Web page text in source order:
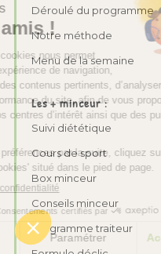
Déroulé du programme
Notre méthode
Menu de la semaine
Les + minceur :
Suivi diététique
Cours de sport
Box minceur
Conseils minceur
Programme traiteur